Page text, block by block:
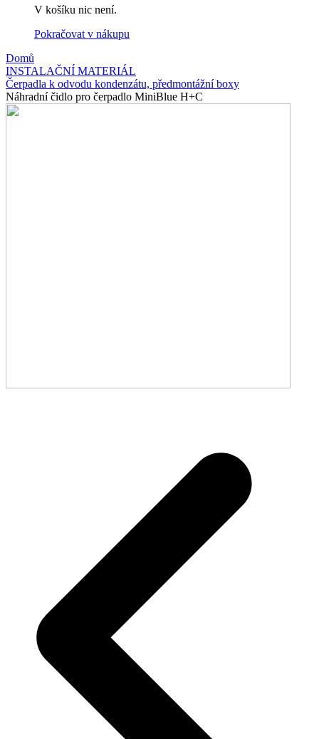
V košíku nic není.
Pokračovat v nákupu
Domů
INSTALAČNÍ MATERIÁL
Čerpadla k odvodu kondenzátu, předmontážní boxy
Náhradní čidlo pro čerpadlo MiniBlue H+C